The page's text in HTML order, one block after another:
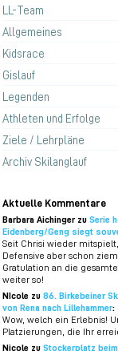
LL-Team
Allgemeines
Kidsrace
Gislauf
Legenden
Athleten und Erfolge
Ziele / Lehrpläne
Archiv Skilanglauf
Aktuelle Kommentare
Barbara Aichinger zu Serie
Eidenberg/Geng siegt
Seit Chrisi wieder
Defensive aber schon
Gratulation an die
weiter so!
NIcole zu 86. Birkebeiner
von Rena nach Lillehammer:
Wow, welch ein Erlebnis!
Platzierungen, die Ihr
Nicole zu Stockerplatz